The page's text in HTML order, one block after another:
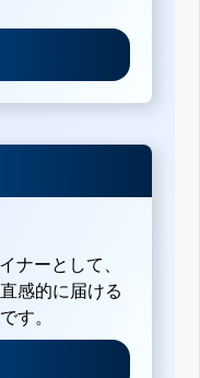
ナーとして、
感的に届ける
す。